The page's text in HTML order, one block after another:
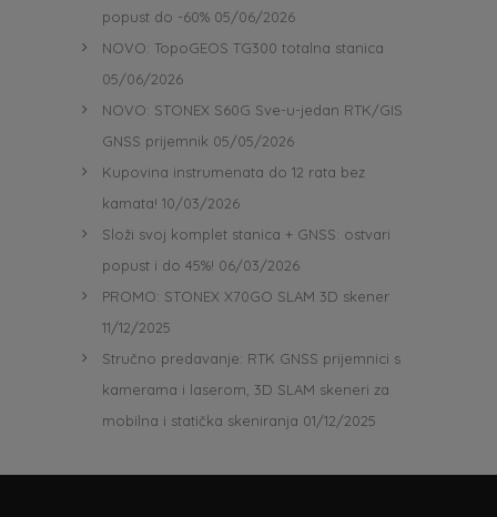
popust do -60% 05/06/2026
NOVO: TopoGEOS TG300 totalna stanica
05/06/2026
NOVO: STONEX S60G Sve-u-jedan RTK/GIS
GNSS prijemnik 05/05/2026
Kupovina instrumenata do 12 rata bez
kamata! 10/03/2026
Složi svoj komplet stanica + GNSS: ostvari
popust i do 45%! 06/03/2026
PROMO: STONEX X70GO SLAM 3D skener
11/12/2025
Stručno predavanje: RTK GNSS prijemnici s
kamerama i laserom, 3D SLAM skeneri za
mobilna i statička skeniranja 01/12/2025